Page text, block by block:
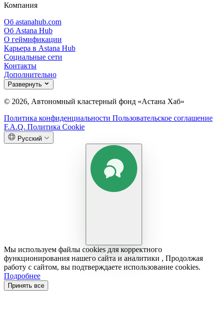
Компания
Об astanahub.com
Об Astana Hub
О геймификации
Карьера в Astana Hub
Социальные сети
Контакты
Дополнительно
Развернуть
© 2026, Автономный кластерный фонд «Астана Хаб»
Политика конфиденциальности Пользовательское соглашение
F.A.Q. Политика Cookie
Русский
Мы используем файлы cookies для корректного
функционирования нашего сайта и аналитики , Продолжая
работу с сайтом, вы подтверждаете использование cookies.
Подробнее
Принять все